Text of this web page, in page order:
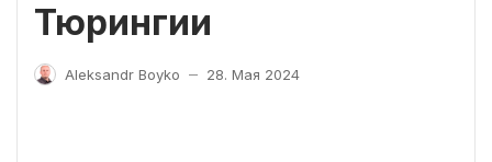
Тюрингии
Aleksandr Boyko — 28. Мая 2024